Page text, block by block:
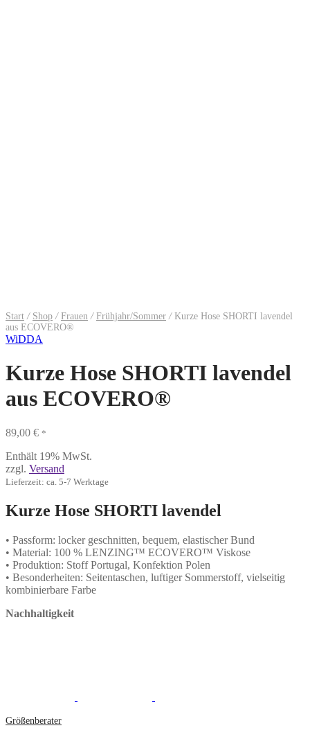
Start / Shop / Frauen / Frühjahr/Sommer /Kurze Hose SHORTI lavendel
aus ECOVERO®
WiDDA
Kurze Hose SHORTI lavendel
aus ECOVERO®
89,00 € *
Enthält 19% MwSt.
zzgl. Versand
Lieferzeit: ca. 5-7 Werktage
Kurze Hose SHORTI lavendel
• Passform: locker geschnitten, bequem, elastischer Bund
• Material: 100 % LENZING™ ECOVERO™ Viskose
• Produktion: Stoff Portugal, Konfektion Polen
• Besonderheiten: Seitentaschen, luftiger Sommerstoff, vielseitig
kombinierbare Farbe
Nachhaltigkeit
Größenberater